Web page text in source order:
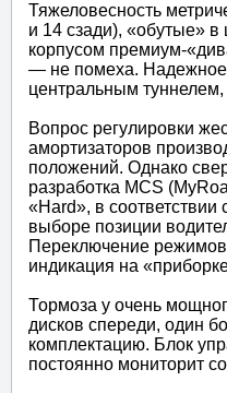
Тяжеловесность
и 14 сзади), «обутые»
корпусом премиум-
— не помеха. Надежное
центральным
Вопрос регулировки
амортизаторов
положений. Однако
разработка MCS
«Hard», в
выборе позиции
Переключение режимов
индикация на
Тормоза у очень
дисков спереди, один
комплектацию. Блок
постоянно мониторит